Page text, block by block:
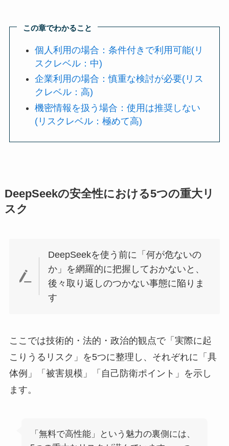
この章でわかること
個人利用の場合：条件付きで利用可能(リ
スクレベル：中)
企業利用の場合：慎重な検討が必要(リス
クレベル：高)
機密情報を扱う場合：使用は推奨しない
(リスクレベル：極めて高)
DeepSeekの安全性における5つの重大リ
スク
DeepSeekを使う前に「何が危ないの
か」を網羅的に把握しておかないと、
後々取り返しのつかない事態に陥りま
す
ここでは技術的・法的・政治的観点で「実際に起
こりうるリスク」を5つに整理し、それぞれに「具
体例」「被害規模」「自己防衛ポイント」を示し
ます。
「無料で高性能」という魅力の裏側には、